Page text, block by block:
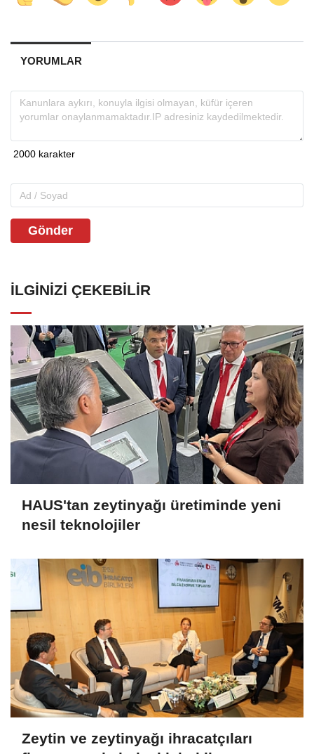
YORUMLAR
Gönder
İLGINIZI ÇEKEBILIR
HAUS'tan zeytinyağı üretiminde yeni
nesil teknolojiler
Zeytin ve zeytinyağı ihracatçıları